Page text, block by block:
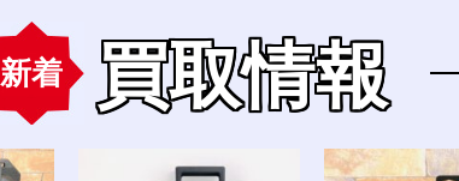
新着 買取情報